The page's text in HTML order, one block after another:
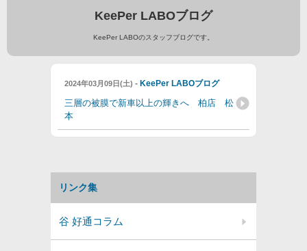
KeePer LABOブログ
KeePer LABOのスタッフブログです。
2024年03月09日(土) - KeePer LABOブログ
三層の被膜で新車以上の輝きへ 柏店 松
本
リンク集
谷 好通コラム